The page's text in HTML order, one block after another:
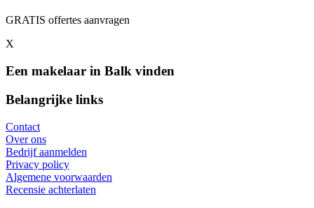
GRATIS offertes aanvragen
X
Een makelaar in Balk vinden
Belangrijke links
Contact
Over ons
Bedrijf aanmelden
Privacy policy
Algemene voorwaarden
Recensie achterlaten